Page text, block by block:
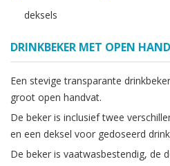
deksels
DRINKBEKER MET OPEN
Een stevige transparante
groot open handvat.
De beker is inclusief twee
en een deksel voor gedoseerd
De beker is vaatwasbestendig, de